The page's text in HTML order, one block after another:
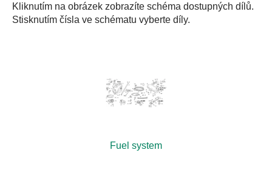
Kliknutím na obrázek zobrazíte schéma dostupných dílů.
Stisknutím čísla ve schématu vyberte díly.
Fuel system